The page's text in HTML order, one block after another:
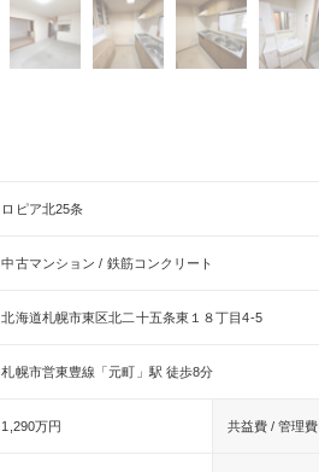
ロピア北25条
中古マンション / 鉄筋コンクリート
北海道札幌市東区北二十五条東１８丁目4-5
札幌市営東豊線「元町」駅 徒歩8分
1,290万円 共益費 / 管理費